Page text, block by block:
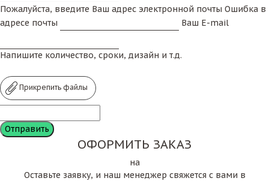
Пожалуйста, введите Ваш адрес электронной почты Ошибка в
адресе почты
Ваш E-mail
Напишите количество, сроки, дизайн и т.д.
Прикрепить файлы
ОФОРМИТЬ ЗАКАЗ
на
Оставьте заявку, и наш менеджер свяжется с вами в